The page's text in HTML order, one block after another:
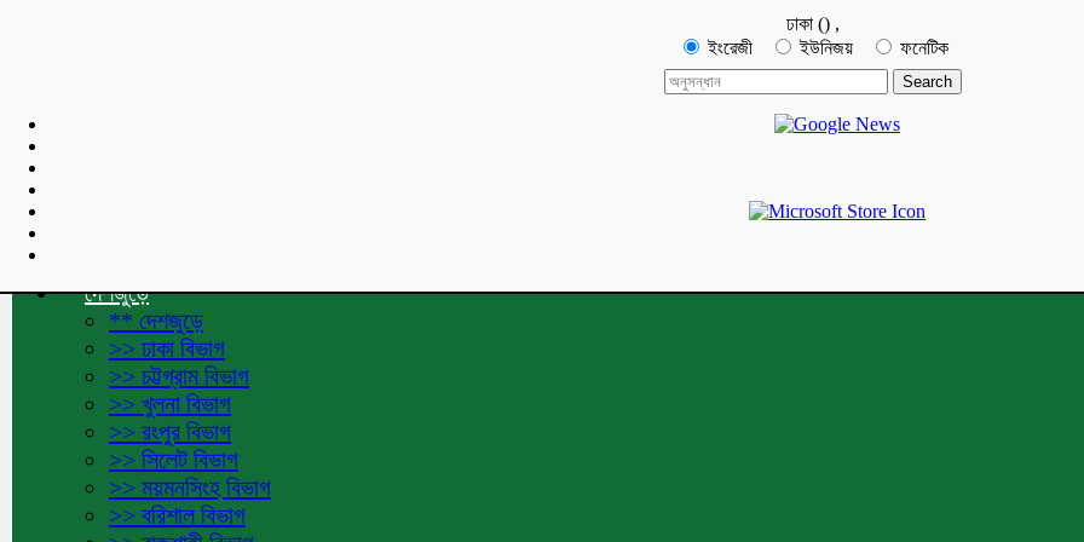
ঢাকা () ,
ইংরেজী
ইউনিজয় ফনেটিক
শুভেচ্ছা বার্তা :
Toggle navigation
দেশজুড়ে
** দেশজুড়ে
>> ঢাকা বিভাগ
>> চট্টগ্রাম বিভাগ
>> খুলনা বিভাগ
>> রংপুর বিভাগ
>> সিলেট বিভাগ
>> ময়মনসিংহ বিভাগ
>> বরিশাল বিভাগ